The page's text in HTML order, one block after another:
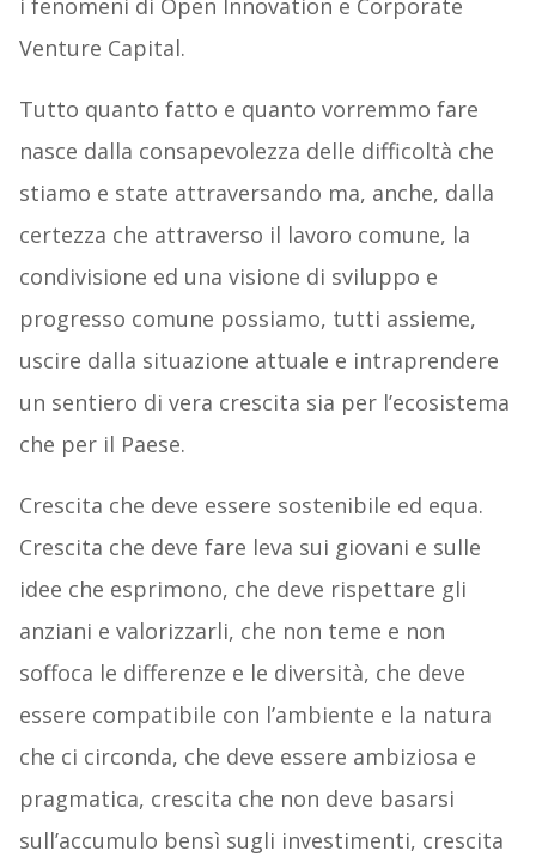
i fenomeni di Open Innovation e Corporate
Venture Capital.
Tutto quanto fatto e quanto vorremmo fare
nasce dalla consapevolezza delle difficoltà che
stiamo e state attraversando ma, anche, dalla
certezza che attraverso il lavoro comune, la
condivisione ed una visione di sviluppo e
progresso comune possiamo, tutti assieme,
uscire dalla situazione attuale e intraprendere
un sentiero di vera crescita sia per l’ecosistema
che per il Paese.
Crescita che deve essere sostenibile ed equa.
Crescita che deve fare leva sui giovani e sulle
idee che esprimono, che deve rispettare gli
anziani e valorizzarli, che non teme e non
soffoca le differenze e le diversità, che deve
essere compatibile con l’ambiente e la natura
che ci circonda, che deve essere ambiziosa e
pragmatica, crescita che non deve basarsi
sull’accumulo bensì sugli investimenti, crescita